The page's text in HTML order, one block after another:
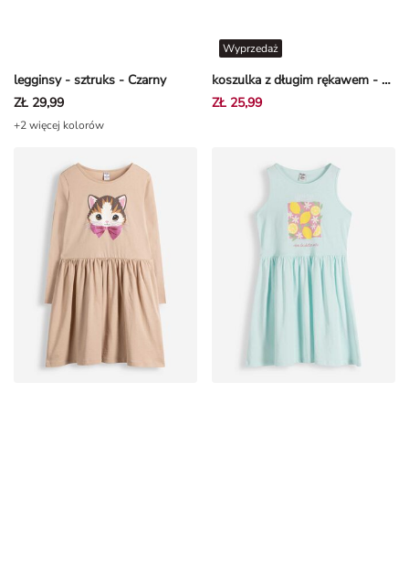
legginsy - sztruks - Czarny
ZŁ 29,99
+2 więcej kolorów
koszulka z długim rękawem - Hello Kitty - bialy
Wyprzedaż
ZŁ 25,99